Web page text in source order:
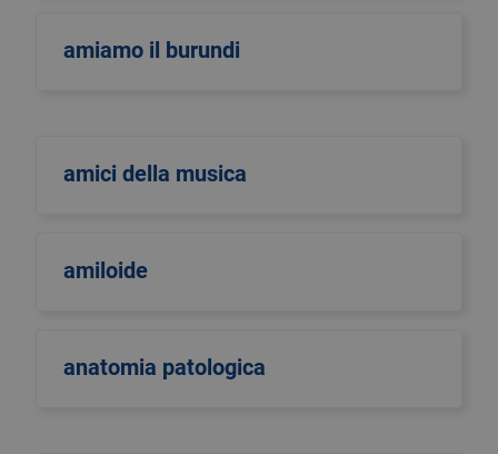
amiamo il burundi
amici della musica
amiloide
anatomia patologica